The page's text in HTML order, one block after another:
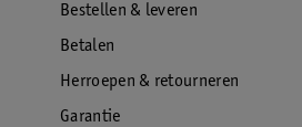
Bestellen & leveren
Betalen
Herroepen & retourneren
Garantie